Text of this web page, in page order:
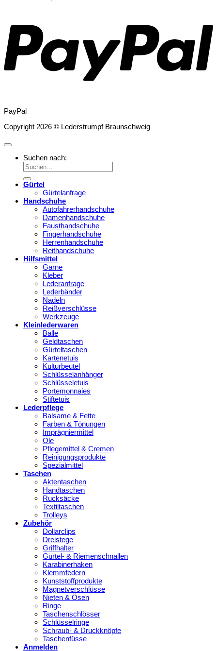
PayPal
Copyright 2026 © Lederstrumpf Braunschweig
Suchen nach:
Gürtel
Gürtelanfrage
Handschuhe
Autofahrerhandschuhe
Damenhandschuhe
Fausthandschuhe
Fingerhandschuhe
Herrenhandschuhe
Reithandschuhe
Hilfsmittel
Garne
Kleber
Lederanfrage
Lederbänder
Nadeln
Reißverschlüsse
Werkzeuge
Kleinlederwaren
Bälle
Geldtaschen
Gürteltaschen
Kartenetuis
Kulturbeutel
Schlüsselanhänger
Schlüsseletuis
Portemonnaies
Stiftetuis
Lederpflege
Balsame & Fette
Farben & Tönungen
Imprägniermittel
Öle
Pflegemittel & Cremen
Reinigungsprodukte
Spezialmittel
Taschen
Aktentaschen
Handtaschen
Rucksäcke
Textiltaschen
Trolleys
Zubehör
Dollarclips
Dreistege
Griffhalter
Gürtel- & Riemenschnallen
Karabinerhaken
Klemmfedern
Kunststoffprodukte
Magnetverschlüsse
Nieten & Ösen
Ringe
Taschenschlösser
Schlüsselringe
Schraub- & Druckknöpfe
Taschenfüsse
Anmelden